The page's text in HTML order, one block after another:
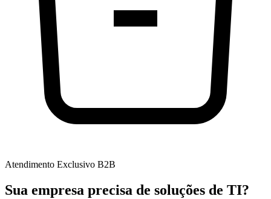
Atendimento Exclusivo B2B
Sua empresa precisa de soluções de TI?